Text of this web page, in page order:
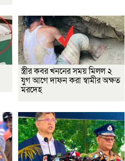
স্ত্রীর কবর খননের সময় মিলল ২
যুগ আগে দাফন করা স্বামীর অক্ষত
মরদেহ